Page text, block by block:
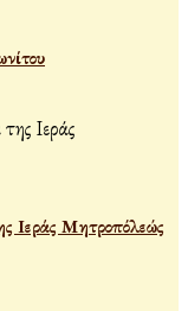
Ιεράς Μητροπόλεώς